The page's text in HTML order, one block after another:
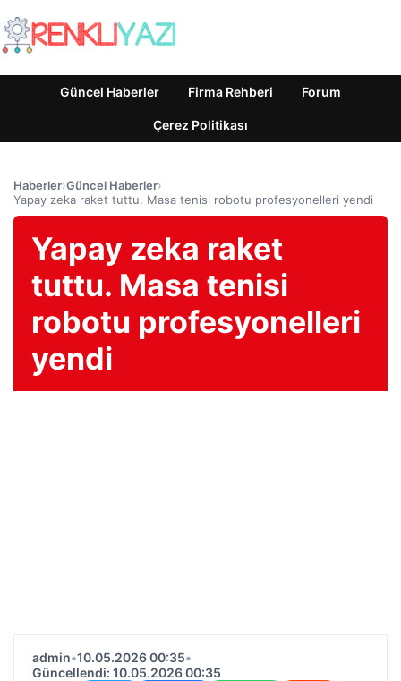
Güncel Haberler Firma Rehberi Forum
Çerez Politikası
Haberler›Güncel Haberler›
Yapay zeka raket tuttu. Masa tenisi robotu profesyonelleri yendi
Yapay zeka raket
tuttu. Masa tenisi
robotu profesyonelleri
yendi
admin•10.05.2026 00:35•
Güncellendi: 10.05.2026 00:35